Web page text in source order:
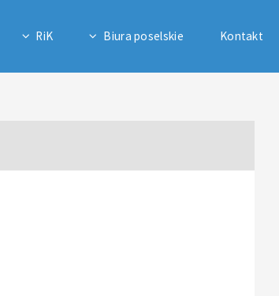
RiK Biura poselskie Kontakt